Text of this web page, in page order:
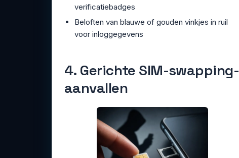
verificatiebadges
Beloften van blauwe of gouden vinkjes in ruil
voor inloggegevens
4. Gerichte SIM-swapping-
aanvallen